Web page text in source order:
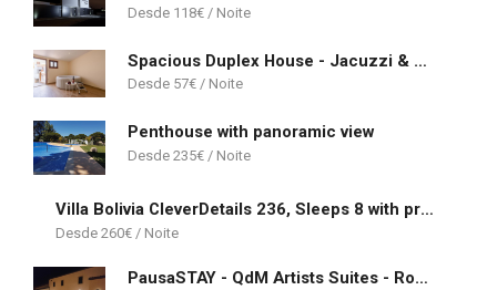
118€
Spacious Duplex House - Jacuzzi & Terrace
57€
Penthouse with panoramic view
235€
Villa Bolivia CleverDetails 236, Sleeps 8 with private pool
260€
PausaSTAY - QdM Artists Suites - Rooms